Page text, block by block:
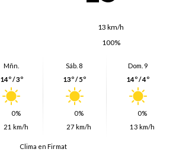
13 km/h
100%
Mñn.
14º / 3º
0%
21 km/h
Sáb. 8
13º / 5º
0%
27 km/h
Dom. 9
14º / 4º
0%
13 km/h
Clima en Firmat